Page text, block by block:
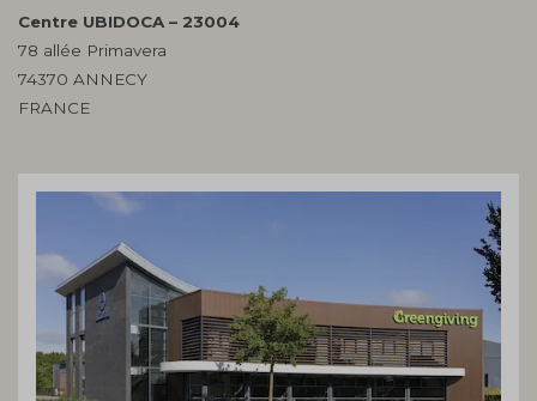
Centre UBIDOCA – 23004
78 allée Primavera
74370 ANNECY
FRANCE